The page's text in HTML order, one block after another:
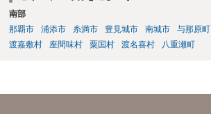
南部
那覇市
浦添市 糸満市 豊見城市 南城市 与那原町
渡嘉敷村
座間味村 粟国村 渡名喜村 八重瀬町